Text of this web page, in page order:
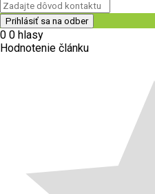
0 0 hlasy
Hodnotenie článku